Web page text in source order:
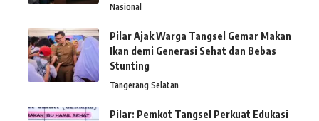
Nasional
Pilar Ajak Warga Tangsel Gemar Makan
Ikan demi Generasi Sehat dan Bebas
Stunting
Tangerang Selatan
Pilar: Pemkot Tangsel Perkuat Edukasi